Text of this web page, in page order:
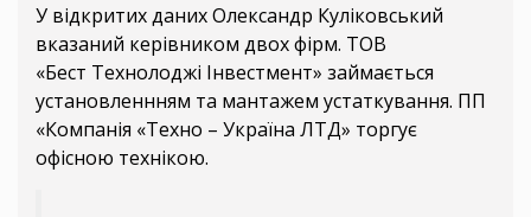
У відкритих даних Олександр Куліковський
вказаний керівником двох фірм. ТОВ
«Бест Технолоджі Інвестмент» займається
установленнням та мантажем устаткування. ПП
«Компанія «Техно – Україна ЛТД» торгує
офісною технікою.